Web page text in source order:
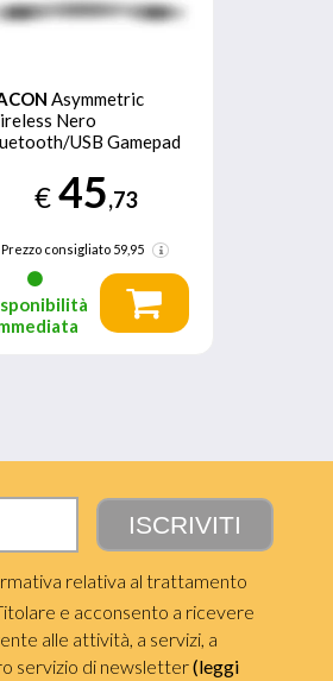
Asymmetric
Nero
USB Gamepad
4
€ 45,73
Prezzo consigliato 59,95
relativa al trattamento
e acconsento a ricevere
alle attività, a servizi, a
servizio di newsletter(leggi